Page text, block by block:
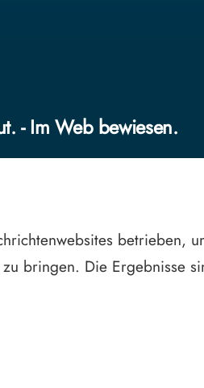
- Im Web bewiesen.
betrieben,
bringen. Die Ergebnisse